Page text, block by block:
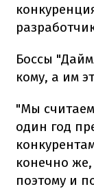
Боссы
кому, а им
"Мы
один год
конечно же,
поэтому и